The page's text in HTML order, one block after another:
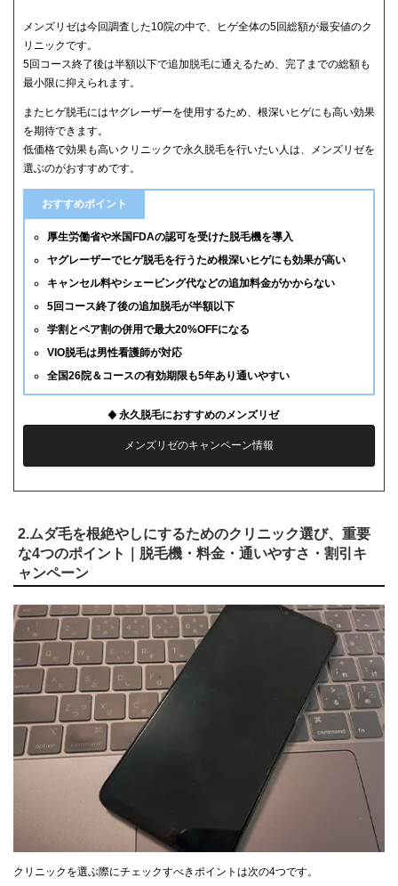
メンズリゼは今回調査した10院の中で、ヒゲ全体の5回総額が最安値のク
リニックです。
5回コース終了後は半額以下で追加脱毛に通えるため、完了までの総額も
最小限に抑えられます。
またヒゲ脱毛にはヤグレーザーを使用するため、根深いヒゲにも高い効果
を期待できます。
低価格で効果も高いクリニックで永久脱毛を行いたい人は、メンズリゼを
選ぶのがおすすめです。
おすすめポイント
厚生労働省や米国FDAの認可を受けた脱毛機を導入
ヤグレーザーでヒゲ脱毛を行うため根深いヒゲにも効果が高い
キャンセル料やシェービング代などの追加料金がかからない
5回コース終了後の追加脱毛が半額以下
学割とペア割の併用で最大20%OFFになる
VIO脱毛は男性看護師が対応
全国26院＆コースの有効期限も5年あり通いやすい
永久脱毛におすすめのメンズリゼ
メンズリゼのキャンペーン情報
2.ムダ毛を根絶やしにするためのクリニック選び、重要
な4つのポイント｜脱毛機・料金・通いやすさ・割引キ
ャンペーン
クリニックを選ぶ際にチェックすべきポイントは次の4つです。